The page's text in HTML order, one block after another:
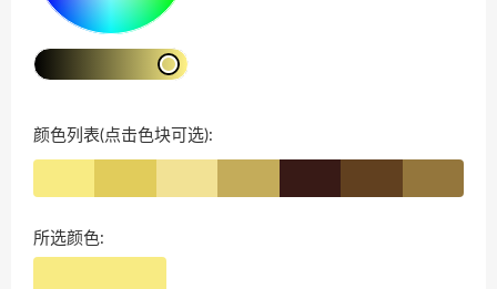
颜色列表(点击色块可选):
所选颜色: